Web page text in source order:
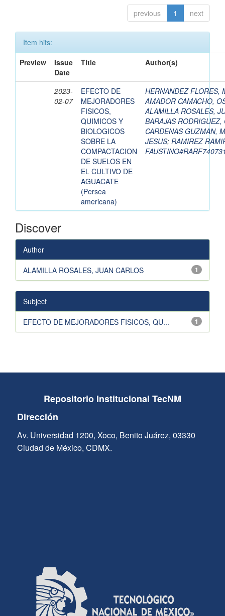
previous 1 next
Item hits:
Preview
Issue
Date
Title Author(s)
2023-
02-07
EFECTO DE
MEJORADORES
FISICOS,
QUIMICOS Y
BIOLOGICOS
SOBRE LA
COMPACTACION
DE SUELOS EN
EL CULTIVO DE
AGUACATE
(Persea
americana)
HERNANDEZ FLORES,
AMADOR CAMACHO,
ALAMILLA ROSALES,
BARAJAS RODRIGUEZ,
CARDENAS GUZMAN,
JESUS; RAMIREZ
Discover
Author
1
ALAMILLA ROSALES, JUAN CARLOS
Subject
1
EFECTO DE MEJORADORES FISICOS, QU...
Repositorio Institucional TecNM
Dirección
Av. Universidad 1200, Xoco, Benito Juárez, 03330
Ciudad de México, CDMX.